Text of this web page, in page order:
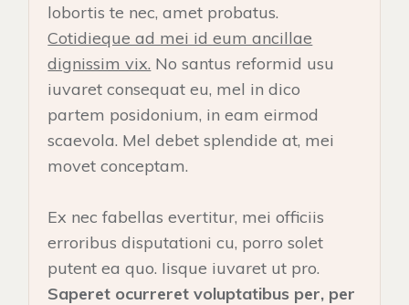
lobortis te nec, amet probatus.
Cotidieque ad mei id eum ancillae
dignissim vix. No santus reformid usu
iuvaret consequat eu, mel in dico
partem posidonium, in eam eirmod
scaevola. Mel debet splendide at, mei
movet conceptam.
Ex nec fabellas evertitur, mei officiis
erroribus disputationi cu, porro solet
putent ea quo. Iisque iuvaret ut pro.
Saperet ocurreret voluptatibus per, per